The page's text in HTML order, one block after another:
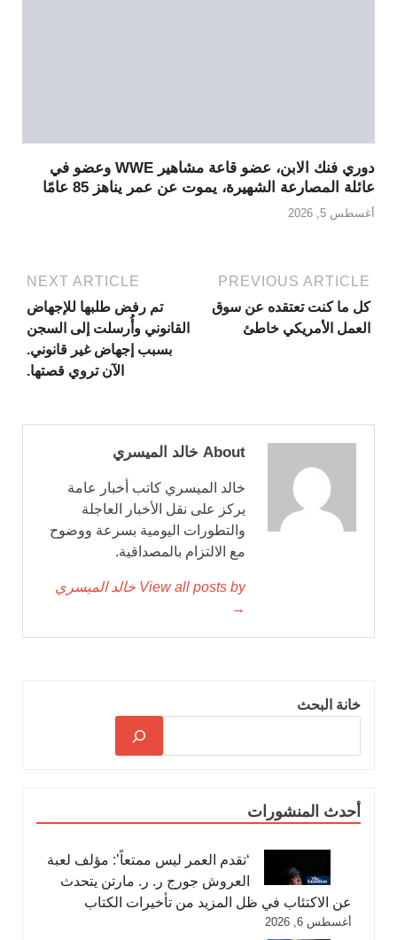
دوري فنك الابن، عضو قاعة مشاهير WWE وعضو في
عائلة المصارعة الشهيرة، يموت عن عمر يناهز 85 عامًا
أغسطس 5, 2026
PREVIOUS ARTICLE
كل ما كنت تعتقده عن سوق
العمل الأمريكي خاطئ
NEXT ARTICLE
تم رفض طلبها للإجهاض
القانوني وأُرسلت إلى السجن
بسبب إجهاض غير قانوني.
الآن تروي قصتها.
About خالد الميسري
خالد الميسري كاتب أخبار عامة
يركز على نقل الأخبار العاجلة
والتطورات اليومية بسرعة ووضوح
مع الالتزام بالمصداقية.
View all posts by خالد الميسري
→
خانة البحث
أحدث المنشورات
‘تقدم العمر ليس ممتعاً’: مؤلف لعبة
العروش جورج ر. ر. مارتن يتحدث
عن الاكتئاب في ظل المزيد من تأخيرات الكتاب
أغسطس 6, 2026